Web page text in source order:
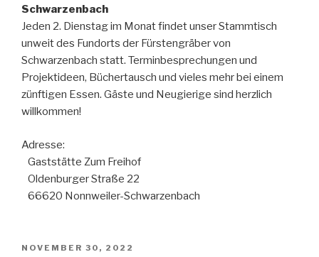
Schwarzenbach
Jeden 2. Dienstag im Monat findet unser Stammtisch
unweit des Fundorts der Fürstengräber von
Schwarzenbach statt. Terminbesprechungen und
Projektideen, Büchertausch und vieles mehr bei einem
zünftigen Essen. Gäste und Neugierige sind herzlich
willkommen!
Adresse:
Gaststätte Zum Freihof
Oldenburger Straße 22
66620 Nonnweiler-Schwarzenbach
NOVEMBER 30, 2022